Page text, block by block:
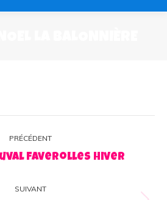
PRÉCÉDENT
Album
:
Faverolles hiver
SUIVANT